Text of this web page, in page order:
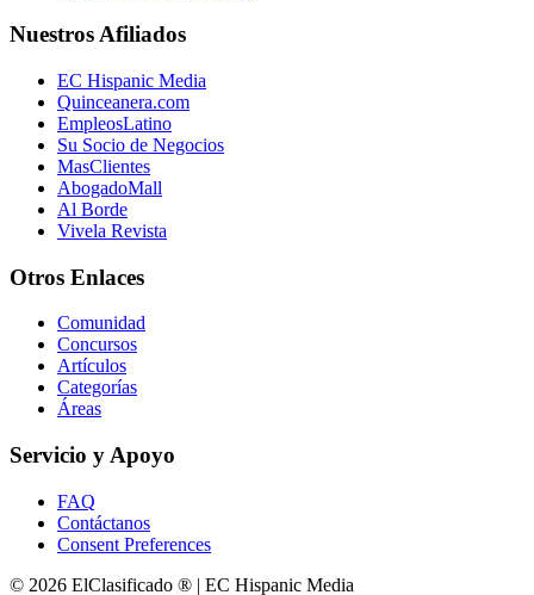
Nuestros Afiliados
EC Hispanic Media
Quinceanera.com
EmpleosLatino
Su Socio de Negocios
MasClientes
AbogadoMall
Al Borde
Vivela Revista
Otros Enlaces
Comunidad
Concursos
Artículos
Categorías
Áreas
Servicio y Apoyo
FAQ
Contáctanos
Consent Preferences
© 2026 ElClasificado ® | EC Hispanic Media